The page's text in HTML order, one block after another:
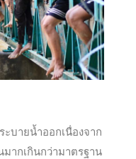
ะบายน้ำออกเนื่องจาก
ากเกินกว่ามาตรฐาน